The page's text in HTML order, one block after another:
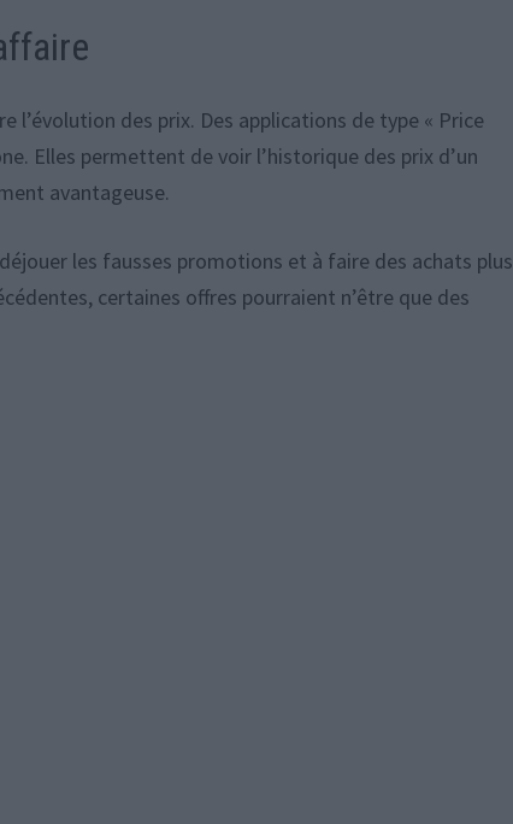
des prix. Des applications de type « Price
Elles permettent de voir l’historique des prix d’un
avantageuse.
les fausses promotions et à faire des achats plus
certaines offres pourraient n’être que des